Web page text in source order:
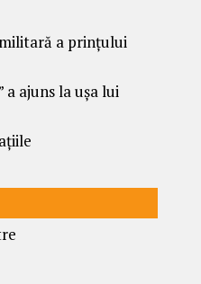
a prințului
ajuns la ușa lui